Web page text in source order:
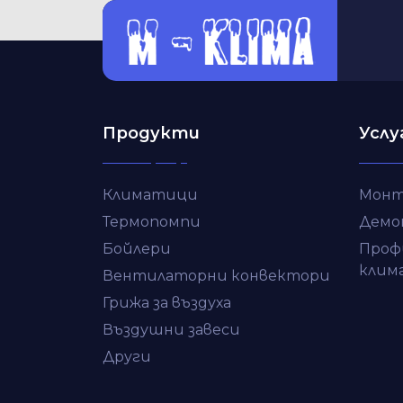
Продукти
Климатици
Термопомпи
Бойлери
Вентилаторни конвектори
Грижа за въздуха
Въздушни завеси
Други